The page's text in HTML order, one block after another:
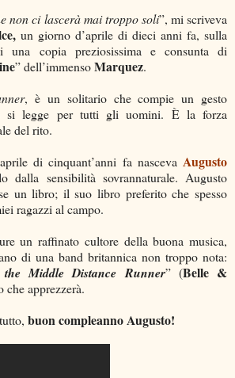
non ci lascerà mai troppo soli”, mi scriveva
un giorno d’aprile di dieci anni fa, sulla
copia preziosissima e consunta di
” dell’immensoMarquez.
, è un solitario che compie un gesto
si legge per tutti gli uomini. È la forza
del rito.
di cinquant’anni fa nasceva Augusto
dalla sensibilità sovrannaturale. Augusto
un libro; il suo libro preferito che spesso
ragazzi al campo.
un raffinato cultore della buona musica,
di una band britannica non troppo nota:
Middle Distance Runner” (Belle &
che apprezzerà.
buon compleanno Augusto!